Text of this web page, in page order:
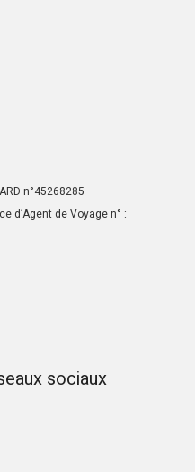
n°45268285
d’Agent de Voyage n° :
sociaux